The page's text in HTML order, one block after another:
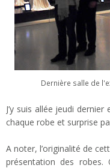
Dernière salle de
J’y suis allée jeudi
chaque robe et surprise
A noter, l’originalité de
présentation des